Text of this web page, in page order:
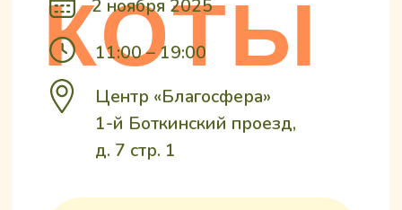
мероприятие завершилось
д. 7 стр. 1
себя